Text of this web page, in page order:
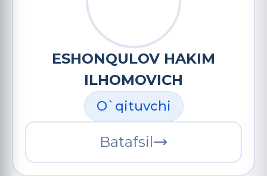
ESHONQULOV HAKIM
ILHOMOVICH
O`qituvchi
Batafsil